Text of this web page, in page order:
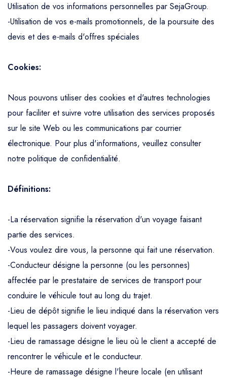
Utilisation de vos informations personnelles par SejaGroup.
-Utilisation de vos e-mails promotionnels, de la poursuite des
devis et des e-mails d'offres spéciales
Cookies:
Nous pouvons utiliser des cookies et d'autres technologies
pour faciliter et suivre votre utilisation des services proposés
sur le site Web ou les communications par courrier
électronique. Pour plus d'informations, veuillez consulter
notre politique de confidentialité.
Définitions:
-La réservation signifie la réservation d'un voyage faisant
partie des services.
-Vous voulez dire vous, la personne qui fait une réservation.
-Conducteur désigne la personne (ou les personnes)
affectée par le prestataire de services de transport pour
conduire le véhicule tout au long du trajet.
-Lieu de dépôt signifie le lieu indiqué dans la réservation vers
lequel les passagers doivent voyager.
-Lieu de ramassage désigne le lieu où le client a accepté de
rencontrer le véhicule et le conducteur.
-Heure de ramassage désigne l'heure locale (en utilisant